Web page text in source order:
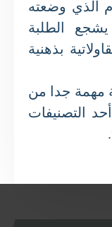
الذي وضعته
الطلبة
بذهنية
مهمة جدا من
التصنيفات